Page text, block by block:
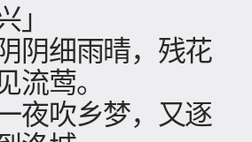
」
阴细雨晴，残花
流莺。
夜吹乡梦，又逐